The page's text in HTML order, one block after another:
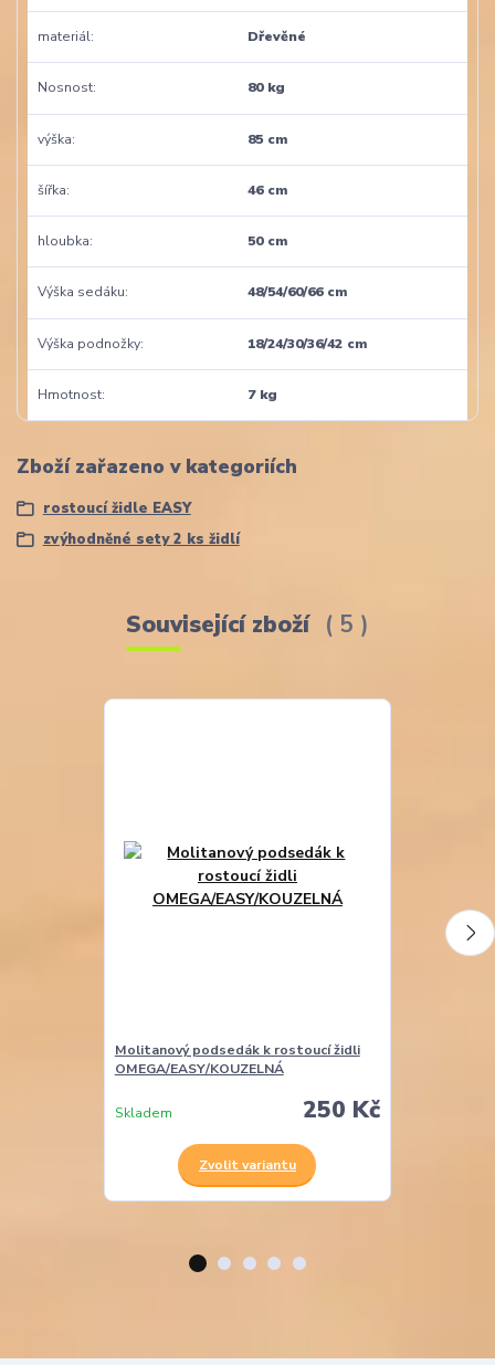
materiál Dřevěné
Nosnost 80 kg
výška 85 cm
šířka 46 cm
hloubka 50 cm
Výška sedáku 48/54/60/66 cm
Výška podnožky 18/24/30/36/42 cm
Hmotnost 7 kg
Zboží zařazeno v kategoriích
rostoucí židle EASY
zvýhodněné sety 2 ks židlí
Související zboží 5
Molitanový podsedák k rostoucí židli
OMEGA/EASY/KOUZELNÁ
250 Kč
Skladem
Zvolit variantu